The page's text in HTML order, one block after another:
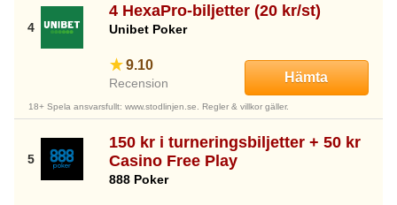
4 HexaPro-biljetter (20 kr/st)
Unibet Poker
9.10
Recension Hämta
18+ Spela ansvarsfullt: www.stodlinjen.se. Regler & villkor gäller.
150 kr i turneringsbiljetter + 50 kr
Casino Free Play
888 Poker